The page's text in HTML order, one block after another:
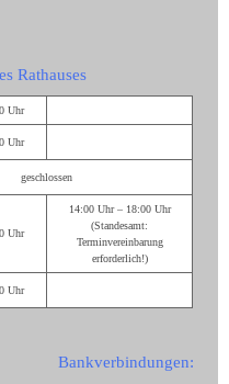
Rathauses
Uhr
Uhr
geschlossen
Uhr
14:00 Uhr – 18:00 Uhr
(Standesamt:
Terminvereinbarung
erforderlich!)
Uhr
Bankverbindungen: